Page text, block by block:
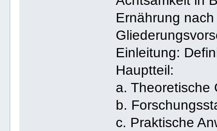
Ernährung
Einleitung:
Hauptteil:
a. Theoretische
b.
c. Praktische